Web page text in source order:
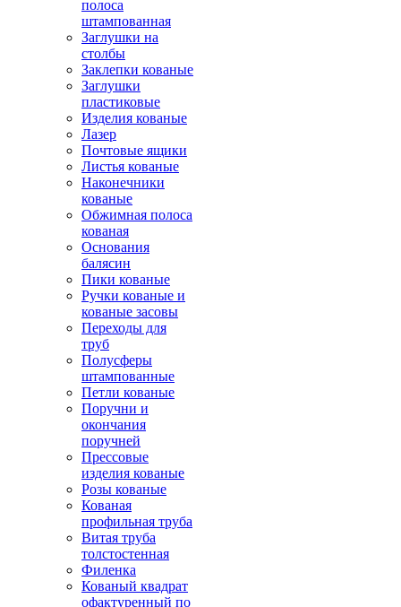
полоса
штампованная
Заглушки на
столбы
Заклепки кованые
Заглушки
пластиковые
Изделия кованые
Лазер
Почтовые ящики
Листья кованые
Наконечники
кованые
Обжимная полоса
кованая
Основания
балясин
Пики кованые
Ручки кованые и
кованые засовы
Переходы для
труб
Полусферы
штампованные
Петли кованые
Поручни и
окончания
поручней
Прессовые
изделия кованые
Розы кованые
Кованая
профильная труба
Витая труба
толстостенная
Филенка
Кованый квадрат
офактуренный по